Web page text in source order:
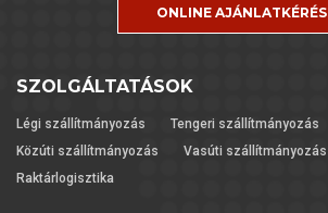
ONLINE AJÁNLATKÉRÉS
SZOLGÁLTATÁSOK
Légi szállítmányozás
Tengeri szállítmányozás
Közúti szállítmányozás
Vasúti szállítmányozás
Raktárlogisztika